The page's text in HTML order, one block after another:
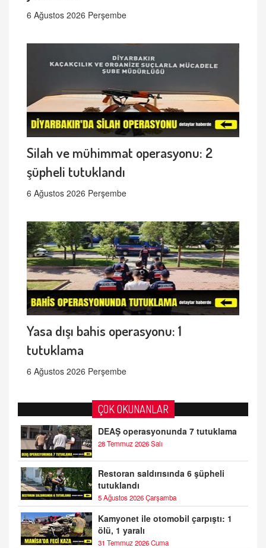
6 Ağustos 2026 Perşembe
Silah ve mühimmat operasyonu: 2
şüpheli tutuklandı
6 Ağustos 2026 Perşembe
Yasa dışı bahis operasyonu: 1
tutuklama
6 Ağustos 2026 Perşembe
ÇOK OKUNANLAR
DEAŞ operasyonunda 7 tutuklama
28 Temmuz 2026 Salı
Restoran saldırısında 6 şüpheli
tutuklandı
5 Ağustos 2026 Çarşamba
Kamyonet ile otomobil çarpıştı: 1
ölü, 1 yaralı
31 Temmuz 2026 Cuma